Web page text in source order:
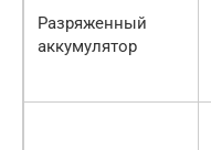
Разряженный
аккумулятор